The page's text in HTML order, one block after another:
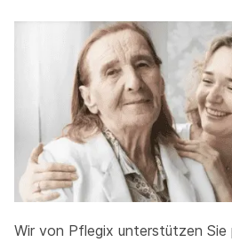
Wir von Pflegix unterstützen Sie